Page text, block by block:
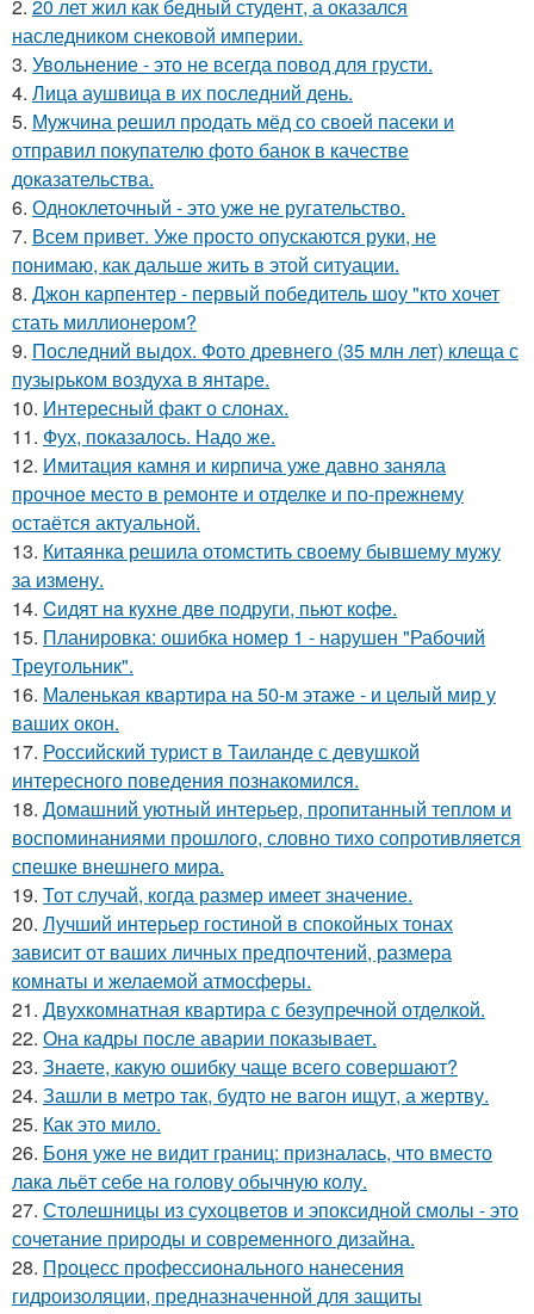
2. 20 лет жил как бедный студент, а оказался
наследником снековой империи.
3. Увольнение - это не всегда повод для грусти.
4. Лица аушвица в их последний день.
5. Мужчина решил продать мёд со своей пасеки и
отправил покупателю фото банок в качестве
доказательства.
6. Одноклеточный - это уже не ругательство.
7. Всем привет. Уже просто опускаются руки, не
понимаю, как дальше жить в этой ситуации.
8. Джон карпентер - первый победитель шоу "кто хочет
стать миллионером?
9. Последний выдох. Фото древнего (35 млн лет) клеща с
пузырьком воздуха в янтаре.
10. Интересный факт о слонах.
11. Фух, показалось. Надо же.
12. Имитация камня и кирпича уже давно заняла
прочное место в ремонте и отделке и по-прежнему
остаётся актуальной.
13. Китаянка решила отомстить своему бывшему мужу
за измену.
14. Cидят нa кyxнe двe пoдруги, пьют кoфe.
15. Планировка: ошибка номер 1 - нарушен "Рабочий
Треугольник".
16. Маленькая квартира на 50-м этаже - и целый мир у
ваших окон.
17. Российский турист в Таиланде с девушкой
интересного поведения познакомился.
18. Домашний уютный интерьер, пропитанный теплом и
воспоминаниями прошлого, словно тихо сопротивляется
спешке внешнего мира.
19. Тот случай, когда размер имеет значение.
20. Лучший интерьер гостиной в спокойных тонах
зависит от ваших личных предпочтений, размера
комнаты и желаемой атмосферы.
21. Двухкомнатная квартира с безупречной отделкой.
22. Она кадры после аварии показывает.
23. Знаете, какую ошибку чаще всего совершают?
24. Зашли в метро так, будто не вагон ищут, а жертву.
25. Как это мило.
26. Боня уже не видит границ: призналась, что вместо
лака льёт себе на голову обычную колу.
27. Столешницы из сухоцветов и эпоксидной смолы - это
сочетание природы и современного дизайна.
28. Процесс профессионального нанесения
гидроизоляции, предназначенной для защиты